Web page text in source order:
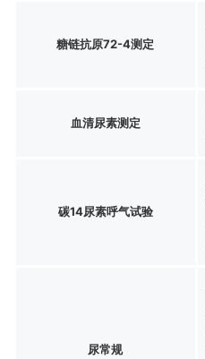
糖链抗原72-4测定
血清尿素测定
碳14尿素呼气试验
尿常规